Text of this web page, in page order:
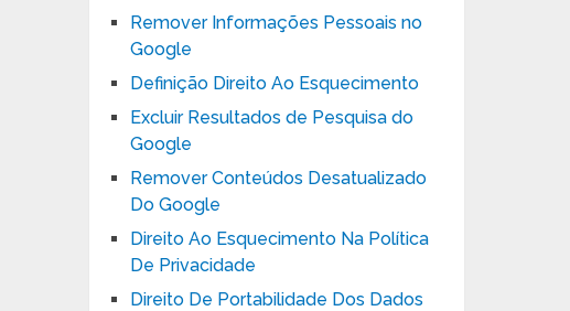
Remover Informações Pessoais no
Google
Definição Direito Ao Esquecimento
Excluir Resultados de Pesquisa do
Google
Remover Conteúdos Desatualizado
Do Google
Direito Ao Esquecimento Na Política
De Privacidade
Direito De Portabilidade Dos Dados